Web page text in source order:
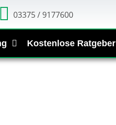
03375 / 9177600
Kostenlose Ratgeber